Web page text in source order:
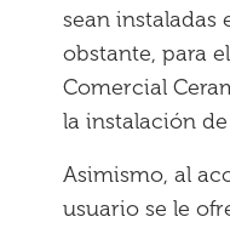
sean instaladas
obstante, para
Comercial
la instalación
Asimismo, al
usuario se le